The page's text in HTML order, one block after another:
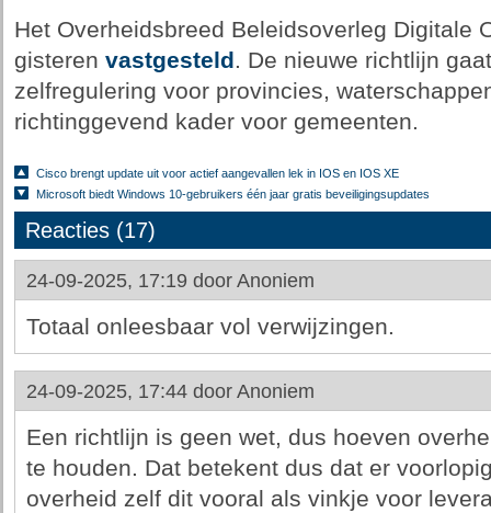
Het Overheidsbreed Beleidsoverleg Digitale
gisteren vastgesteld. De nieuwe richtlijn
zelfregulering voor provincies,
richtinggevend kader voor gemeenten.
Cisco brengt update uit voor actief aangevallen lek in IOS en IOS XE
Microsoft biedt Windows 10-gebruikers één jaar gratis beveiligingsupdates
Reacties (17)
24-09-2025, 17:19 door Anoniem
Totaal onleesbaar vol verwijzingen.
24-09-2025, 17:44 door Anoniem
Een richtlijn is geen wet, dus hoeven
te houden. Dat betekent dus dat er
overheid zelf dit vooral als vinkje voor